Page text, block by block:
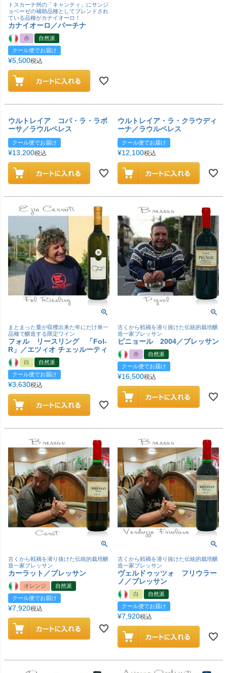
トスカーナ州の「キャンティ」にサンジ
ョベーゼの補助品種としてブレンドされ
ている品種がカナイオーロ！
カナイオーロ／パーチナ
赤
自然派
クール便でお届け
¥5,500税込
ウルトレイア コパ・ラ・ラポ
ーサ／ラウルペレス
クール便でお届け
¥13,200税込
ウルトレイア・ラ・クラウディ
ーナ／ラウルペレス
クール便でお届け
¥12,100税込
まとまった量が収穫出来た年にだけ単一
品種で醸造する限定ワイン
フォル リースリング 「Fol-
R」／エツィオ チェッルーティ
白
自然派
クール便でお届け
¥3,630税込
古くから戦禍を潜り抜けた伝統的栽培醸
造一家ブレッサン
ピニョール 2004／ブレッサン
赤
自然派
クール便でお届け
¥16,500税込
古くから戦禍を潜り抜けた伝統的栽培醸
造一家ブレッサン
カーラット／ブレッサン
オレンジ
自然派
クール便でお届け
¥7,920税込
古くから戦禍を潜り抜けた伝統的栽培醸
造一家ブレッサン
ヴェルドゥッツォ フリウラー
ノ／ブレッサン
白
自然派
クール便でお届け
¥7,920税込